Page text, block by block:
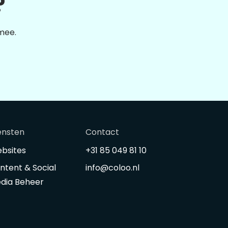
Contact
+31 85 049 81 10
info@coloo.nl
& Social
Beheer